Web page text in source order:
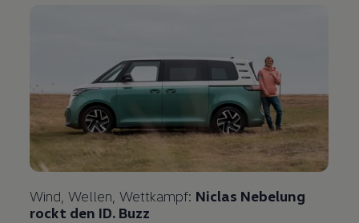
Wind, Wellen, Wettkampf: Niclas Nebelung
rockt den ID. Buzz